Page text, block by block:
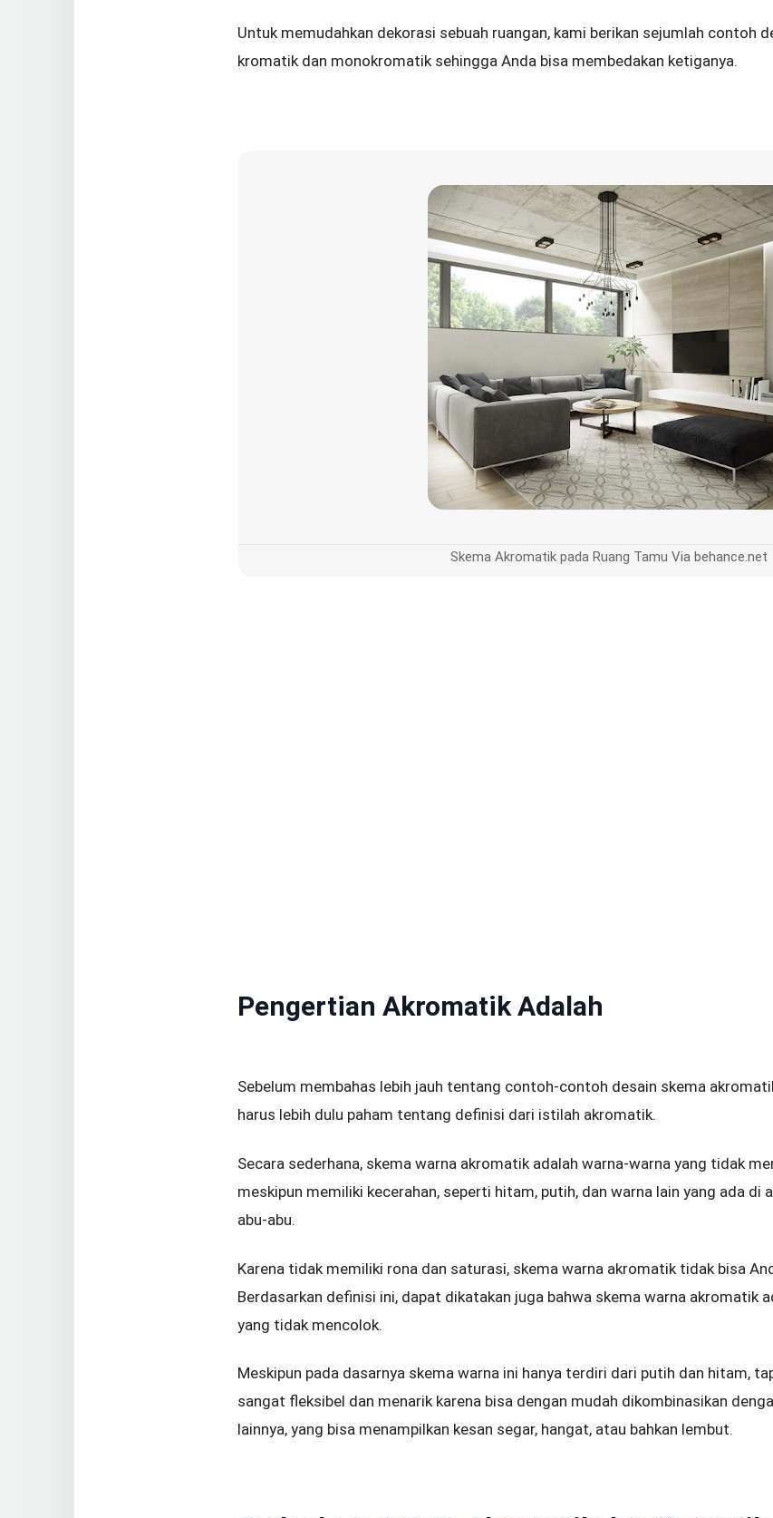
Untuk memudahkan dekorasi sebuah ruangan, kami berikan sejumlah contoh
kromatik dan monokromatik sehingga Anda bisa membedakan ketiganya.
Skema Akromatik pada Ruang Tamu Via behance.net
Pengertian Akromatik Adalah
Sebelum membahas lebih jauh tentang contoh-contoh desain skema
harus lebih dulu paham tentang definisi dari istilah akromatik.
Secara sederhana, skema warna akromatik adalah warna-warna yang tidak
meskipun memiliki kecerahan, seperti hitam, putih, dan warna lain yang ada di
abu-abu.
Karena tidak memiliki rona dan saturasi, skema warna akromatik tidak bisa
Berdasarkan definisi ini, dapat dikatakan juga bahwa skema warna akromatik
yang tidak mencolok.
Meskipun pada dasarnya skema warna ini hanya terdiri dari putih dan hitam,
sangat fleksibel dan menarik karena bisa dengan mudah dikombinasikan
lainnya, yang bisa menampilkan kesan segar, hangat, atau bahkan lembut.